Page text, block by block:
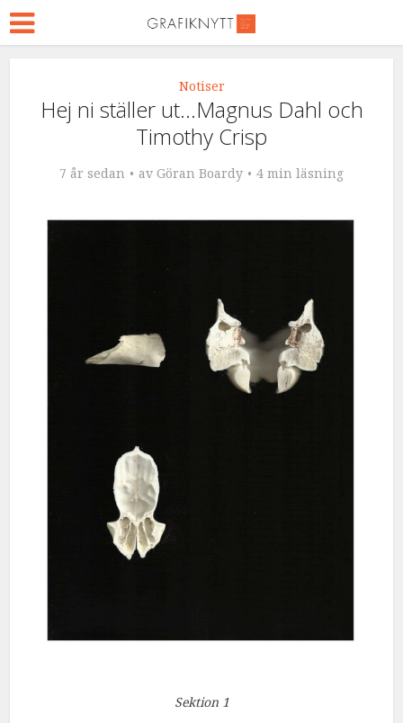
Notiser
Hej ni ställer ut…Magnus Dahl och
Timothy Crisp
7 år sedan av Göran Boardy 4 min läsning
Sektion 1